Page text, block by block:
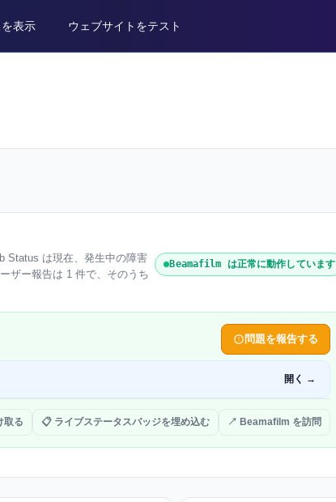
表示 ウェブサイトをテスト
Status は現在、発生中の障害
ザー報告は 1 件で、そのうち
Beamafilm は正常に動作しています
問題を報告する
開く →
取る 📋 ライブステータスバッジを埋め込む ↗ Beamafilm を訪問